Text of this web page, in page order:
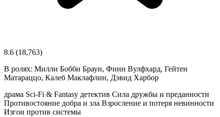
8.6 (18,763)
В ролях: Милли Бобби Браун, Финн Вулфхард, Гейтен
Матараццо, Калеб Маклафлин, Дэвид Харбор
драма Sci-Fi & Fantasy детектив Сила дружбы и преданности
Противостояние добра и зла Взросление и потеря невинности
Изгои против системы